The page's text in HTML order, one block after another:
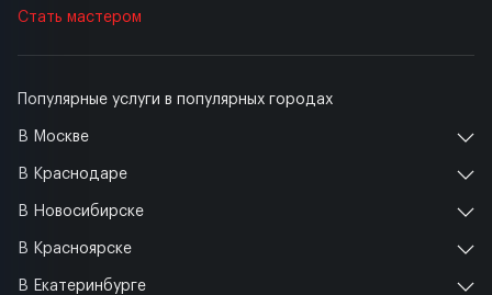
Популярные услуги в популярных городах
В Москве
В Краснодаре
В Новосибирске
В Красноярске
В Екатеринбурге
Стать мастером